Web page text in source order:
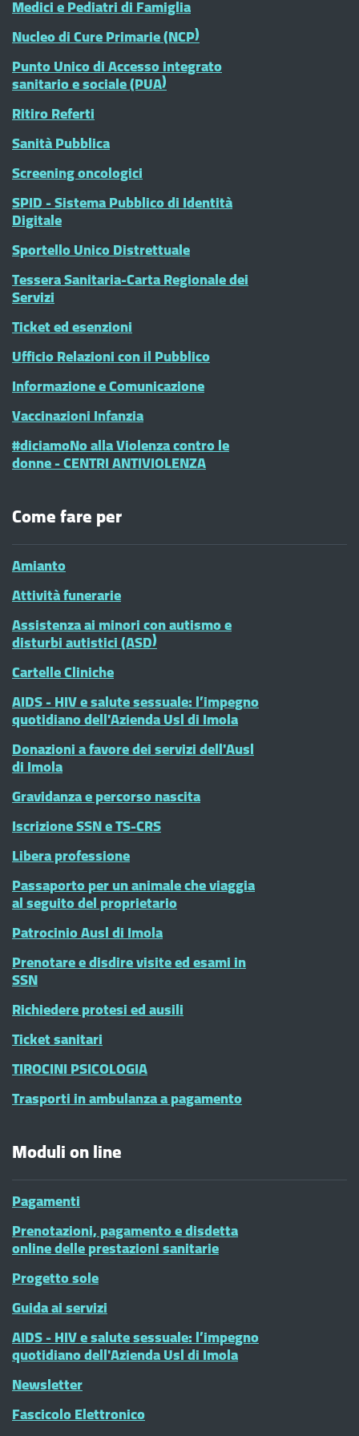
Medici e Pediatri di Famiglia
Nucleo di Cure Primarie (NCP)
Punto Unico di Accesso integrato
sanitario e sociale (PUA)
Ritiro Referti
Sanità Pubblica
Screening oncologici
SPID - Sistema Pubblico di Identità
Digitale
Sportello Unico Distrettuale
Tessera Sanitaria-Carta Regionale dei
Servizi
Ticket ed esenzioni
Ufficio Relazioni con il Pubblico
Informazione e Comunicazione
Vaccinazioni Infanzia
#diciamoNo alla Violenza contro le
donne - CENTRI ANTIVIOLENZA
Come fare per
Amianto
Attività funerarie
Assistenza ai minori con autismo e
disturbi autistici (ASD)
Cartelle Cliniche
AIDS - HIV e salute sessuale: l’impegno
quotidiano dell'Azienda Usl di Imola
Donazioni a favore dei servizi dell'Ausl
di Imola
Gravidanza e percorso nascita
Iscrizione SSN e TS-CRS
Libera professione
Passaporto per un animale che viaggia
al seguito del proprietario
Patrocinio Ausl di Imola
Prenotare e disdire visite ed esami in
SSN
Richiedere protesi ed ausili
Ticket sanitari
TIROCINI PSICOLOGIA
Trasporti in ambulanza a pagamento
Moduli on line
Pagamenti
Prenotazioni, pagamento e disdetta
online delle prestazioni sanitarie
Progetto sole
Guida ai servizi
AIDS - HIV e salute sessuale: l’impegno
quotidiano dell'Azienda Usl di Imola
Newsletter
Fascicolo Elettronico